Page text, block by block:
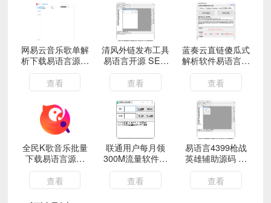
网易云音乐歌单解
析下载易语言源码
附成品
查看
清风外链发布工具
易语言开源 SEO
外链发布源码
查看
蓝奏云直链傻瓜式
解析软件易语言源
码 附成品
查看
全民K歌音乐批量
下载易语言源码
附成品
查看
联通用户每月领
300M流量软件易
语言源码 附成品
查看
易语言4399枪战
英雄辅助源码 模
块大家自备
查看